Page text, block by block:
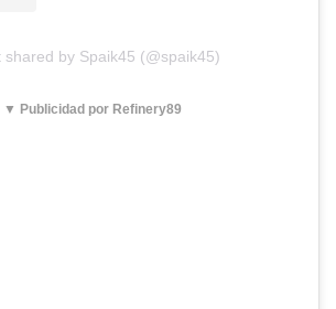
shared by Spaik45 (@spaik45)
▼ Publicidad por Refinery89